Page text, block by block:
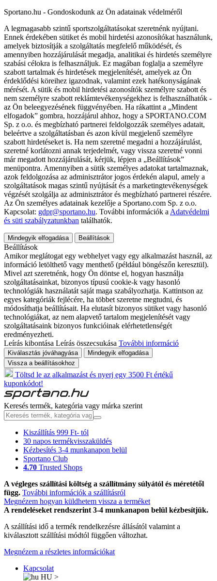
Sportano.hu - Gondoskodunk az Ön adatainak védelméről
A legmagasabb szintű sportszolgáltatásokat szeretnénk nyújtani.
Ennek érdekében sütiket és mobil hirdetési azonosítókat használunk,
amelyek biztosítják a szolgáltatás megfelelő működését, és
amennyiben hozzájárulását megadja, analitikai és hirdetés személyre
szabási célokra is felhasználjuk. Ez magában foglalja a személyre
szabott tartalmak és hirdetések megjelenítését, amelyek az Ön
érdeklődési köreihez igazodnak, valamint ezek hatékonyságának
mérését. A sütik és mobil hirdetési azonosítók személyre szabott és
nem személyre szabott reklámtevékenységekhez is felhasználhatók -
az Ön beleegyezésének függvényében. Ha rákattint a „Mindent
elfogadok” gombra, hozzájárul ahhoz, hogy a SPORTANO.COM
Sp. z o.o. és megbízható partnerei feldolgozzák személyes adatait,
beleértve a szolgáltatásban és azon kívül megjelenő személyre
szabott hirdetéseket is. Ha nem szeretné megadni a hozzájárulást,
szeretné korlátozni annak terjedelmét, vagy vissza szeretné vonni
már megadott hozzájárulását, kérjük, lépjen a „Beállítások”
menüpontra. Amennyiben a sütik személyes adatokat tartalmaznak,
azok feldolgozása az adminisztrátor jogos érdekén alapul, amely a
szolgáltatások magas szintű nyújtását és a marketingtevékenységek
végzését szolgálja az adminisztrátor és megbízható partnerei részére.
Az Ön személyes adatainak kezelője a Sportano.com Sp. z o.o.
Kapcsolat: gdpr@sportano.hu. További információk a Adatvédelmi
és süti szabályzatunkban találhatók.
Mindegyik elfogadása Beállítások
Beállítások
Amikor meglátogat egy webhelyet vagy egy alkalmazást használ, az
információ letölthető vagy menthető (például böngészőn keresztül).
Mivel azt szeretnénk, hogy Ön döntse el, hogyan használja
szolgáltatásainkat, bizonyos típusú cookie-k vagy hasonló
technológiák használatát saját maga szabályozhatja. Kattintson az
egyes kategóriák fejlécére, ha többet szeretne megtudni, és
módosíthatja beállításait. Ha elutasít bizonyos sütiket vagy hasonló
technológiákat, az nem alapvető tartalom megjelenítését vagy
szolgáltatásaink bizonyos funkcióinak elérhetetlenségét
eredményezheti.
Leírás kibontása Leírás összecsukása További információ
Kiválasztás jóváhagyása
Mindegyik elfogadása
Vissza a beállításokhoz
Töltsd le az alkalmazást és nyerj egy 3500 Ft értékű
kuponkódot!
Keresés termék, kategória vagy márka szerint
Kiszállítás 999 Ft- tól
30 napos termékvisszaküldés
Kézbesítés 3-4 munkanapon belül
Sportano Club
4.70 Trusted Shops
A végleges szállítási költség a szállítmány súlyától és méretétől
függ. További információk a szállításról
Megnézem hogyan küldhetem vissza a terméket
A rendeléseket rendszerint 3-4 munkanapon belül kézbesítjük.
A szállítási idő a termék rendelkezésre állásától valamint a
kiválasztott szállítási módtól függően változhat.
Megnézem a részletes információkat
Kapcsolat
HU >